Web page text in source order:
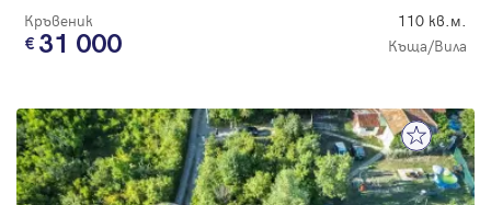
Кръвеник 110 кв.м.
31 000 Къща/Вила